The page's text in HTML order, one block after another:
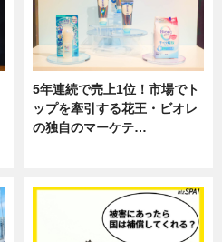
5年連続で売上1位！市場でト
ップを牽引する花王・ビオレ
の独自のマーケテ…